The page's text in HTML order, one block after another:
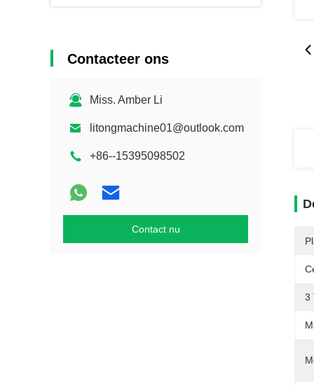
Contacteer ons
Miss. Amber Li
litongmachine01@outlook.com
+86--15395098502
Contact nu
3